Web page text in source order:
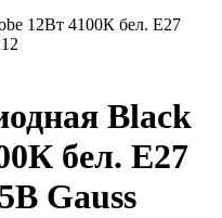
Black
бел. E27
Gauss